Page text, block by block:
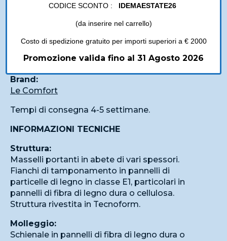
Descrizione
VINCENT
Brand:
Le Comfort
Tempi di consegna 4-5 settimane.
INFORMAZIONI TECNICHE
Struttura:
Masselli portanti in abete di vari spessori.
Fianchi di tamponamento in pannelli di
particelle di legno in classe E1, particolari in
pannelli di fibra di legno dura o cellulosa.
Struttura rivestita in Tecnoform.
Molleggio:
Schienale in pannelli di fibra di legno dura o
CODICE SCONTO : IDEMAESTATE26
(da inserire nel carrello)
Costo di spedizione gratuito per importi superiori a € 2000
Promozione valida fino al 31 Agosto 2026